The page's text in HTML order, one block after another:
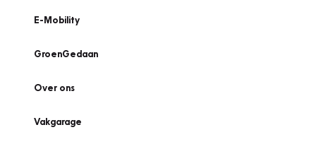
E-Mobility
GroenGedaan
Over ons
Vakgarage